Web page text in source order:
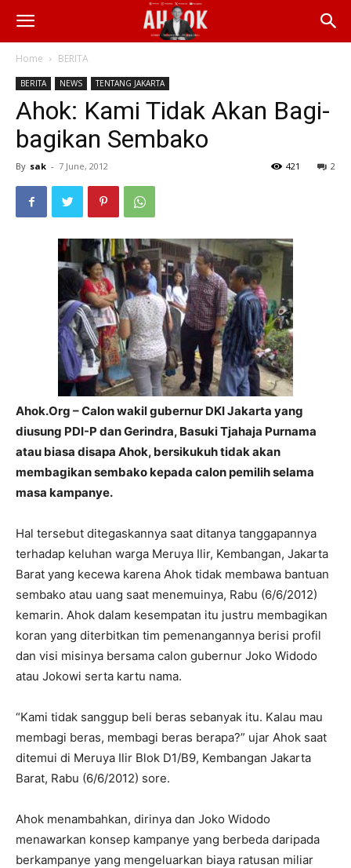
Home BERITA
BERITA NEWS TENTANG JAKARTA
Ahok: Kami Tidak Akan Bagi-
bagikan Sembako
By sak - 7 June, 2012 2
421
Ahok.Org – Calon wakil gubernur DKI Jakarta yang
diusung PDI-P dan Gerindra, Basuki Tjahaja Purnama
atau biasa disapa Ahok, bersikukuh tidak akan
membagikan sembako kepada calon pemilih selama
masa kampanye.
Hal tersebut ditegaskannya saat ditanya tanggapannya
terhadap keluhan warga Meruya Ilir, Kembangan, Jakarta
Barat yang kecewa karena Ahok tidak membawa bantuan
sembako atau uang saat menemuinya, Rabu (6/6/2012)
kemarin. Ahok dalam kesempatan itu justru membagikan
koran yang diterbitkan tim pemenangannya berisi profil
dan visi misinya bersama calon gubernur Joko Widodo
atau Jokowi serta kartu nama.
“Kami tidak sanggup beli beras sebanyak itu. Kalau mau
membagi beras, membagi beras berapa?” ujar Ahok saat
ditemui di Meruya Ilir Blok D1/B9, Kembangan Jakarta
Barat, Rabu (6/6/2012) sore.
Ahok menambahkan, dirinya dan Joko Widodo
menawarkan konsep kampanye yang berbeda daripada
berkampanye yang mengeluarkan biaya ratusan miliar